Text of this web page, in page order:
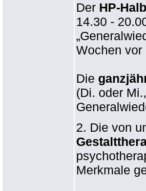
Der HP-
14.30 -
Wochen
Die
(Di. oder
2. Die von
Merkmale